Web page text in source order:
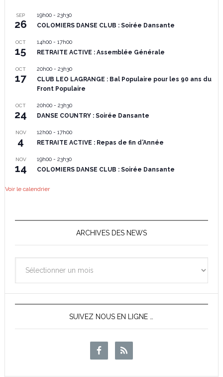
SEP
26
19h00- 23h30
COLOMIERS DANSE CLUB : Soirée Dansante
OCT
15
14h00- 17h00
RETRAITE ACTIVE : Assemblée Générale
OCT
17
20h00- 23h30
CLUB LEO LAGRANGE : Bal Populaire pour les 90 ans du
Front Populaire
OCT
24
20h00- 23h30
DANSE COUNTRY : Soirée Dansante
NOV
4
12h00- 17h00
RETRAITE ACTIVE : Repas de fin d’Année
NOV
14
19h00- 23h30
COLOMIERS DANSE CLUB : Soirée Dansante
Voir le calendrier
ARCHIVES DES NEWS
des
News
SUIVEZ NOUS EN LIGNE …